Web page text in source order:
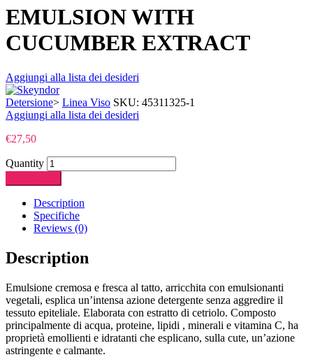
EMULSION WITH
CUCUMBER EXTRACT
Aggiungi alla lista dei desideri
Detersione> Linea Viso SKU: 45311325-1
Aggiungi alla lista dei desideri
€27,50
Quantity
Description
Specifiche
Reviews (0)
Description
Emulsione cremosa e fresca al tatto, arricchita con emulsionanti
vegetali, esplica un’intensa azione detergente senza aggredire il
tessuto epiteliale. Elaborata con estratto di cetriolo. Composto
principalmente di acqua, proteine, lipidi , minerali e vitamina C, ha
proprietà emollienti e idratanti che esplicano, sulla cute, un’azione
astringente e calmante.